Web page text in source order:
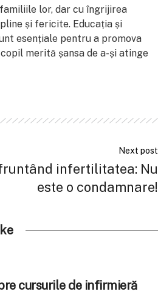
lor, dar cu îngrijirea
și fericite. Educația și
esențiale pentru a promova
merită șansa de a-și atinge
Next post
infertilitatea: Nu
este o condamnare!
cursurile de infirmieră